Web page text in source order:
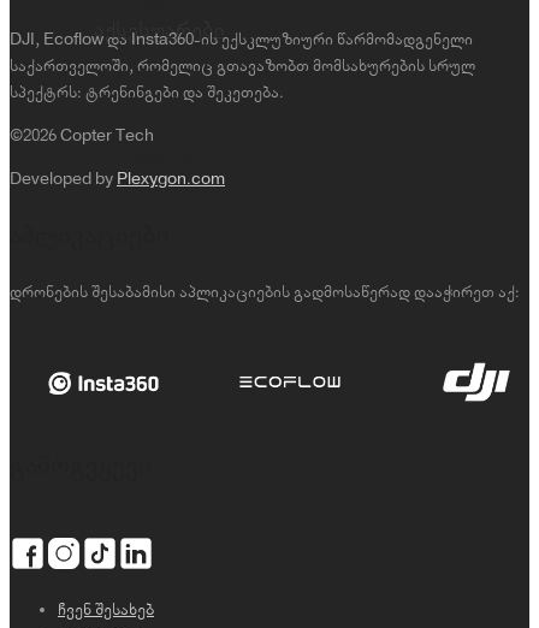
აქსესუარები
DJI, Ecoflow და Insta360-ის ექსკლუზიური წარმომადგენელი
საქართველოში, რომელიც გთავაზობთ მომსახურების სრულ
სპექტრს: ტრენინგები და შეკეთება.
©2026 Copter Tech
Developed by Plexygon.com
დრონების შესაბამისი აპლიკაციების გადმოსაწერად დააჭირეთ აქ:
ჩვენ შესახებ